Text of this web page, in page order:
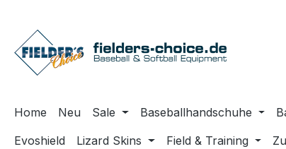
Home Neu Sale Baseballhandschuhe
Evoshield
Lizard Skins Field & Training